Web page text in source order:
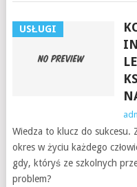
USŁUGI
Wiedza to klucz do sukcesu.
okres w życiu każdego
gdy, któryś ze szkolnych
problem?